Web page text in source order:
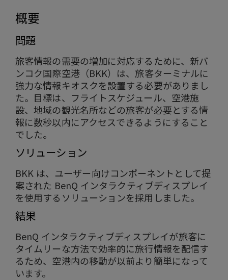
概要
問題
旅客情報の需要の増加に対応するために、新バ
ンコク国際空港（BKK）は、旅客ターミナルに
強力な情報キオスクを設置する必要がありまし
た。目標は、フライトスケジュール、空港施
設、地域の観光名所などの旅客が必要とする情
報に数秒以内にアクセスできるようにすること
でした。
ソリューション
BKK は、ユーザー向けコンポーネントとして提
案された BenQ インタラクティブディスプレイ
を使用するソリューションを採用しました。
結果
BenQ インタラクティブディスプレイが旅客に
タイムリーな方法で効率的に旅行情報を配信す
るため、空港内の移動が以前より簡単になって
います。